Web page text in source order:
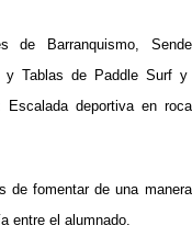
de Barranquismo,
y Tablas de Paddle Surf
deportiva en
fomentar de una
entre el alumnado.